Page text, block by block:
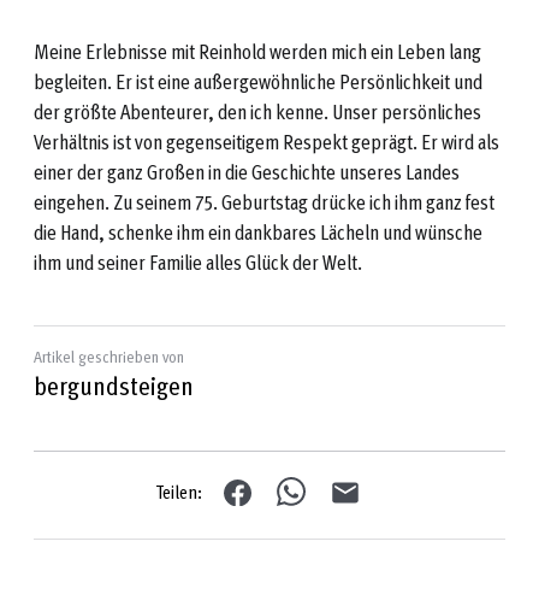
Meine Erlebnisse mit Reinhold werden mich ein Leben lang
begleiten. Er ist eine außergewöhnliche Persönlichkeit und
der größte Abenteurer, den ich kenne. Unser persönliches
Verhältnis ist von gegenseitigem Respekt geprägt. Er wird als
einer der ganz Großen in die Geschichte unseres Landes
eingehen. Zu seinem 75. Geburtstag drücke ich ihm ganz fest
die Hand, schenke ihm ein dankbares Lächeln und wünsche
ihm und seiner Familie alles Glück der Welt.
Artikel geschrieben von
bergundsteigen
Teilen: